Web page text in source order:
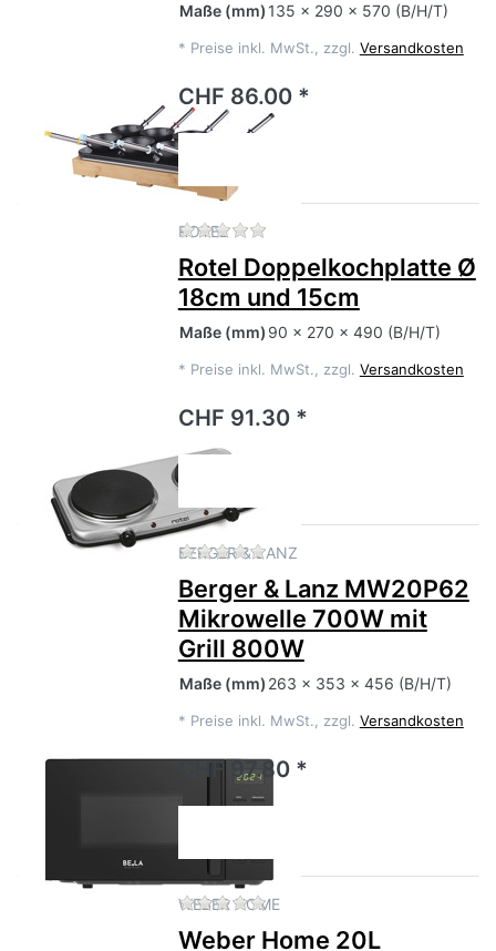
Maße (mm) 135 x 290 x 570 (B/H/T)
* Preise inkl. MwSt., zzgl. Versandkosten
CHF 86.00 *
ROTEL Zu diesem Produkt liegen
Rotel Doppelkochplatte Ø
18cm und 15cm
Maße (mm) 90 x 270 x 490 (B/H/T)
* Preise inkl. MwSt., zzgl. Versandkosten
CHF 91.30 *
BERGER & LANZZu diesem Produkt liegen
Berger & Lanz MW20P62
Mikrowelle 700W mit
Grill 800W
Maße (mm) 263 x 353 x 456 (B/H/T)
* Preise inkl. MwSt., zzgl. Versandkosten
CHF 97.80 *
WEBER HOMEZu diesem Produkt liegen
Weber Home 20L